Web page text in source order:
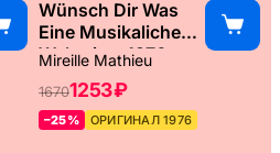
Wünsch Dir Was
Eine Musikaliche
Weltreise, 1976
Mireille Mathieu
16701253 ₽
–25% ОРИГИНАЛ 1976